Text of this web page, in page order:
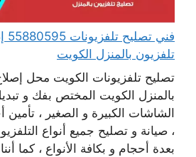
تلفزيون بالمنزل الكويت
تصليح تلفزيونات الكويت محل
بالمنزل الكويت المختص بفك و
الشاشات الكبيرة و الصغير ،
، صيانة و تصليح جميع أنواع
بعدة أحجام و بكافة الأنواع ، كما